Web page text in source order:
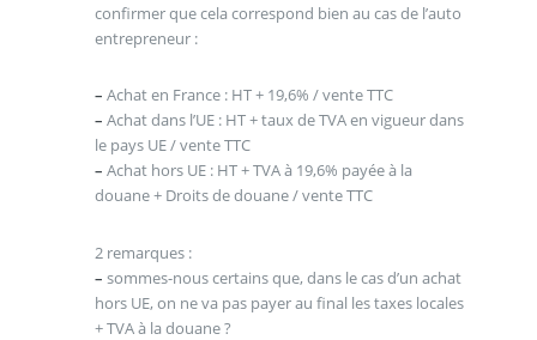
confirmer que cela correspond bien au cas de l’auto
entrepreneur :
– Achat en France : HT + 19,6% / vente TTC
– Achat dans l’UE : HT + taux de TVA en vigueur dans
le pays UE / vente TTC
– Achat hors UE : HT + TVA à 19,6% payée à la
douane + Droits de douane / vente TTC
2 remarques :
– sommes-nous certains que, dans le cas d’un achat
hors UE, on ne va pas payer au final les taxes locales
+ TVA à la douane ?